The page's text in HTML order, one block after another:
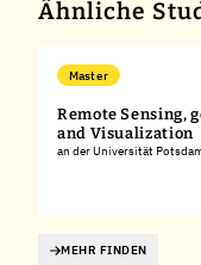
Ähnliche
Master
Remote Sensing,
and Visualization
an der Universität
MEHR FINDEN